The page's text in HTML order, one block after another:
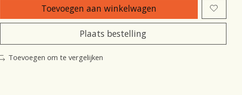
Toevoegen aan winkelwagen
Plaats bestelling
Toevoegen om te vergelijken